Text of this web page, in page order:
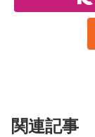
関連記事